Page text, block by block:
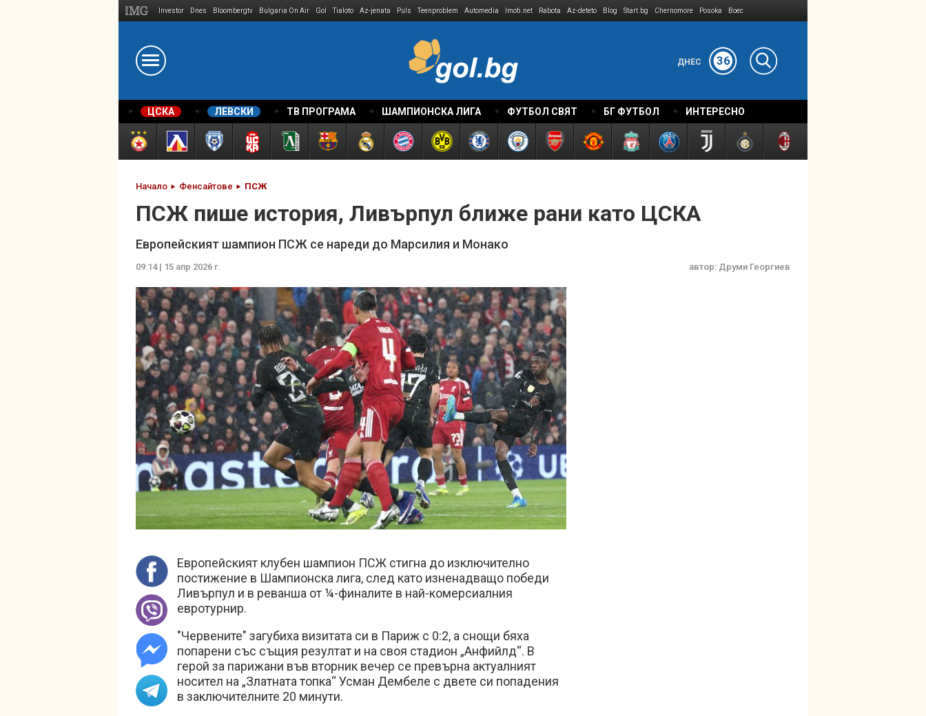
Investor Dnes Bloombergtv Bulgaria On Air Gol Tialoto Az-jenata Puls Teenproblem Automedia Imoti.net Rabota Az-deteto Blog Start.bg Chernomore Posoka Boec
ДНЕС 36
ЦСКА ЛЕВСКИ ТВ ПРОГРАМА ШАМПИОНСКА ЛИГА ФУТБОЛ СВЯТ БГ ФУТБОЛ ИНТЕРЕСНО
Начало Фенсайтове ПСЖ
ПСЖ пише история, Ливърпул ближе рани като ЦСКА
Европейският шампион ПСЖ се нареди до Марсилия и Монако
09:14 | 15 апр 2026 г. автор: Друми Георгиев
Европейският клубен шампион ПСЖ стигна до изключително
постижение в Шампионска лига, след като изненадващо победи
Ливърпул и в реванша от ¼-финалите в най-комерсиалния
евротурнир.
"Червените" загубиха визитата си в Париж с 0:2, а снощи бяха
попарени със същия резултат и на своя стадион „Анфийлд“. В
герой за парижани във вторник вечер се превърна актуалният
носител на „Златната топка“ Усман Дембеле с двете си попадения
в заключителните 20 минути.